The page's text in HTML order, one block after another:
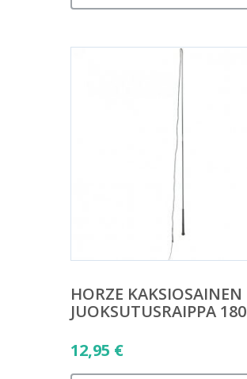
HORZE KAKSIOSAINEN
JUOKSUTUSRAIPPA 180
12,95 €